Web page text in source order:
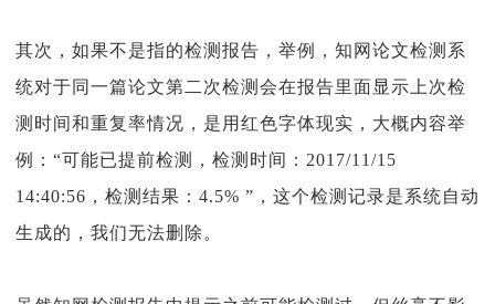
其次，如果不是指的检测报告，举例，知网论文检测系
统对于同一篇论文第二次检测会在报告里面显示上次检
测时间和重复率情况，是用红色字体现实，大概内容举
例：“可能已提前检测，检测时间：2017/11/15
14:40:56，检测结果：4.5% ”，这个检测记录是系统自动
生成的，我们无法删除。